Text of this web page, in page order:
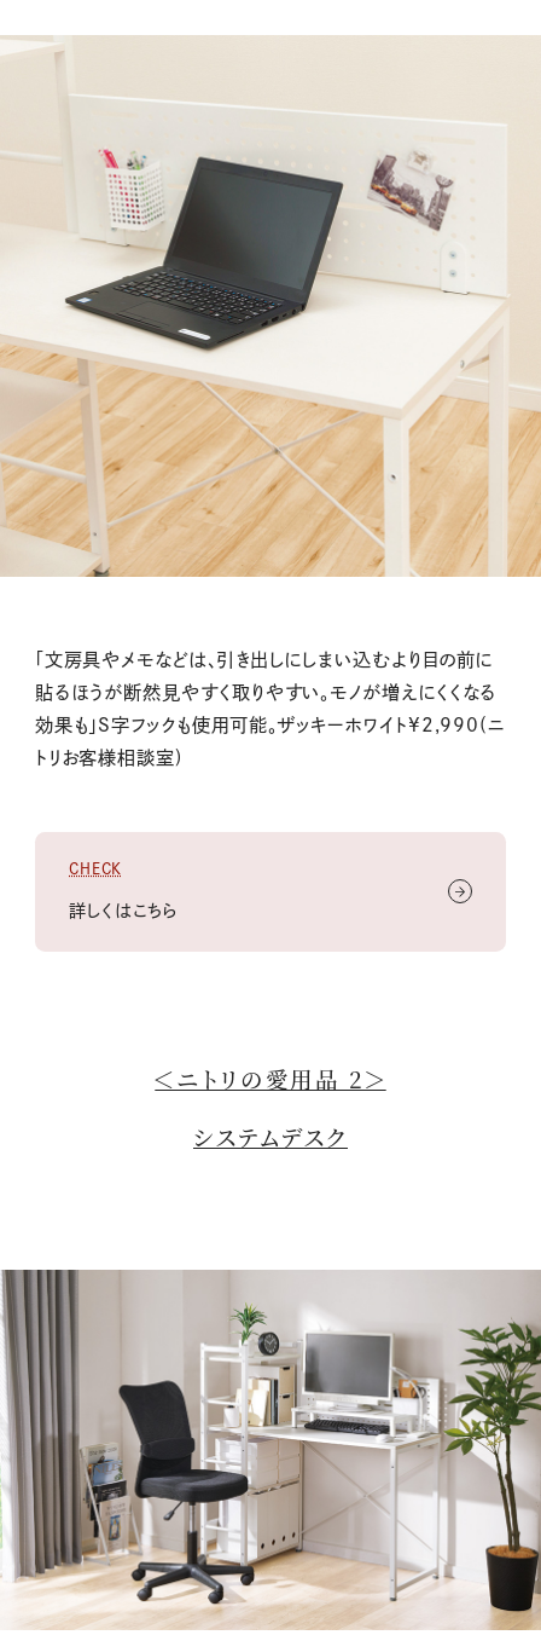
「文房具やメモなどは、引き出しにしまい込むより目の前に
貼るほうが断然見やすく取りやすい。モノが増えにくくなる
効果も」S字フックも使用可能。ザッキーホワイト¥2,990(ニ
トリお客様相談室)
CHECK
詳しくはこちら
＜ニトリの愛用品 2＞
システムデスク